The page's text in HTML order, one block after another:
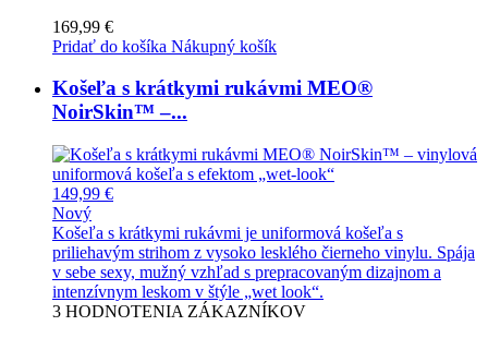
169,99 €
Pridať do košíka Nákupný košík
Košeľa s krátkymi rukávmi MEO®
NoirSkin™ –...
149,99 €
Nový
Košeľa s krátkymi rukávmi je uniformová košeľa s
priliehavým strihom z vysoko lesklého čierneho vinylu. Spája
v sebe sexy, mužný vzhľad s prepracovaným dizajnom a
intenzívnym leskom v štýle „wet look“.
3 HODNOTENIA ZÁKAZNÍKOV